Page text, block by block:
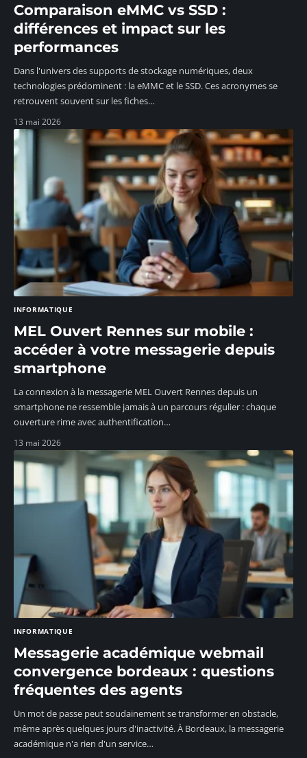
Comparaison eMMC vs SSD :
différences et impact sur les
performances
Dans l'univers des supports de stockage numériques, deux
technologies prédominent : la eMMC et le SSD. Ces acronymes se
retrouvent souvent sur les fiches…
13 mai 2026
INFORMATIQUE
MEL Ouvert Rennes sur mobile :
accéder à votre messagerie depuis
smartphone
La connexion à la messagerie MEL Ouvert Rennes depuis un
smartphone ne ressemble jamais à un parcours régulier : chaque
ouverture rime avec authentification…
13 mai 2026
INFORMATIQUE
Messagerie académique webmail
convergence bordeaux : questions
fréquentes des agents
Un mot de passe peut soudainement se transformer en obstacle,
même après quelques jours d'inactivité. À Bordeaux, la messagerie
académique n'a rien d'un service…